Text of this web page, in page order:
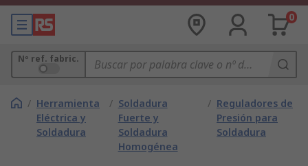
0
Nº ref. fabric.
/ Herramienta
Eléctrica y
Soldadura
/ Soldadura
Fuerte y
Soldadura
Homogénea
/ Reguladores de
Presión para
Soldadura